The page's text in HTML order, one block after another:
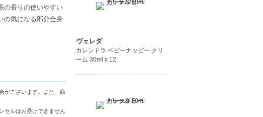
の香りの使いやすい
の気になる部分全身
がございます。また、商
セルはお受けできません
ヴェレダ
カレンドラ ベビーナッピー クリ
ーム 30ml x 12